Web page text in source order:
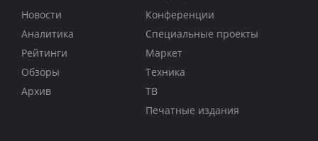
Новости
Аналитика
Рейтинги
Обзоры
Архив
Конференции
Специальные проекты
Маркет
Техника
ТВ
Печатные издания